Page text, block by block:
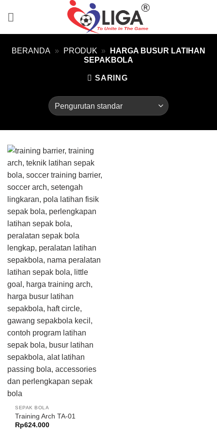
BERANDA » PRODUK »
HARGA BUSUR LATIHAN
SEPAKBOLA
SARING
SEPAK BOLA
Training Arch TA-01
Rp624.000